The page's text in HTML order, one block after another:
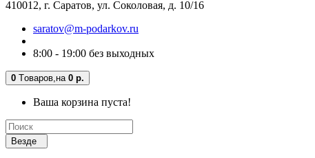
410012, г. Саратов, ул. Соколовая, д. 10/16
saratov@m-podarkov.ru
8:00 - 19:00 без выходных
0 Tоваров, на 0 р.
Ваша корзина пуста!
Везде